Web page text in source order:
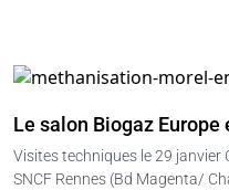
Le salon Biogaz Europe
Visites techniques le 29 janvier
SNCF Rennes (Bd Magenta/